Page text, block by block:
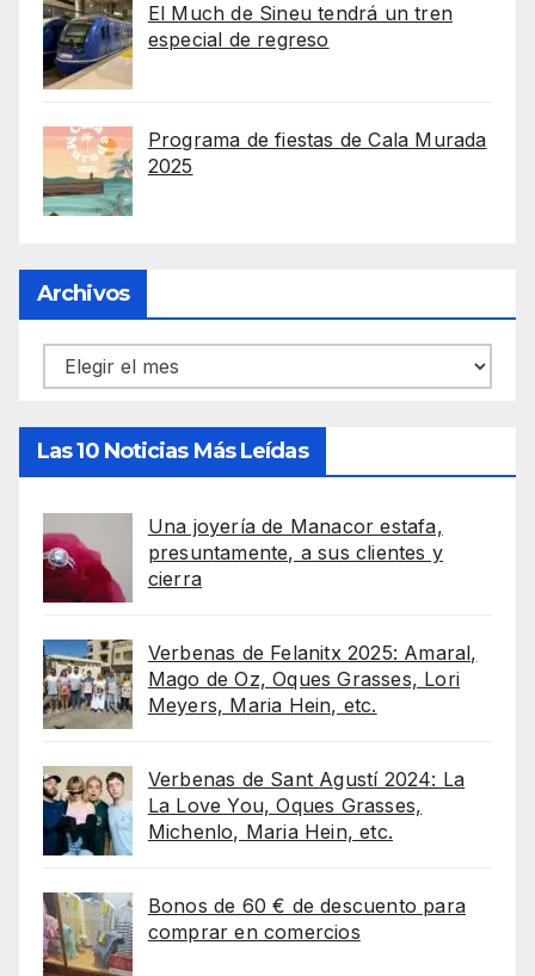
El Much de Sineu tendrá un tren
especial de regreso
Programa de fiestas de Cala Murada
2025
Archivos
Archivos
Las 10 Noticias Más Leídas
Una joyería de Manacor estafa,
presuntamente, a sus clientes y
cierra
Verbenas de Felanitx 2025: Amaral,
Mago de Oz, Oques Grasses, Lori
Meyers, Maria Hein, etc.
Verbenas de Sant Agustí 2024: La
La Love You, Oques Grasses,
Michenlo, Maria Hein, etc.
Bonos de 60 € de descuento para
comprar en comercios